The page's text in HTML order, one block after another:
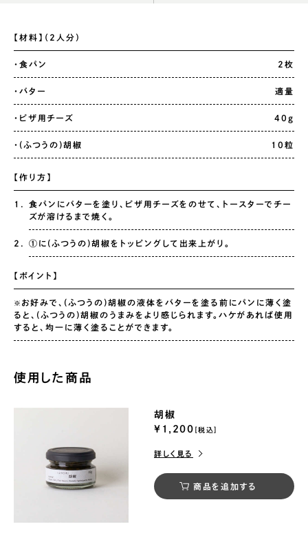
【材料】（2人分）
・食パン 2枚
・バター 適量
・ピザ用チーズ 40g
・(ふつうの)胡椒 10粒
【作り方】
食パンにバターを塗り、ピザ用チーズをのせて、トースターでチー
ズが溶けるまで焼く。
①に(ふつうの)胡椒をトッピングして出来上がり。
【ポイント】
※ お好みで、(ふつうの)胡椒の液体をバターを塗る前にパンに薄く塗
ると、(ふつうの)胡椒のうまみをより感じられます。ハケがあれば使用
すると、均一に薄く塗ることができます。
使用した商品
胡椒
¥1,200 [税込]
詳しく見る
商品を追加する